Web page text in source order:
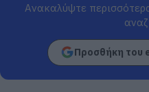
Ανακαλύψτε
Προσθήκη του